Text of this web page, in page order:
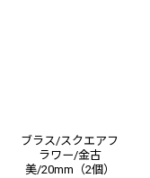
ブラス/スクエアフ
ラワー/金古
美/20mm（2個）